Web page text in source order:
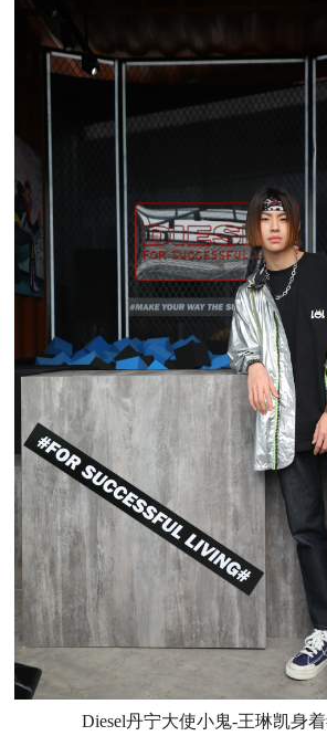
Diesel丹宁大使小鬼-王琳凯身